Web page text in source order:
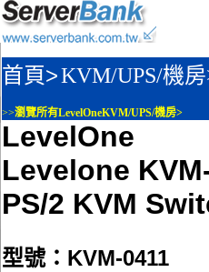
首頁>KVM/UPS/機
>>瀏覽所有LevelOneKVM/UPS/機房>
LevelOne
Levelone
PS/2 KVM
型號：KVM-0411